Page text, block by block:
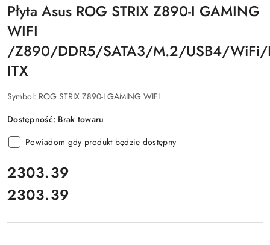
Płyta Asus ROG STRIX Z890-I GAMING
WIFI
/Z890/DDR5/SATA3/M.2/USB4/WiFi/
ITX
Symbol: ROG STRIX Z890-I GAMING WIFI
Dostępność: Brak towaru
Powiadom gdy produkt będzie dostępny
cena:
2303.39
Cena:
2303.39